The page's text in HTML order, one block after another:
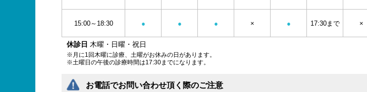
休診日 木曜・日曜・祝日
※月に1回木曜に診療、土曜がお休みの日があります。
※土曜日の午後の診療時間は17:30までになります。
15:00～18:30 ● ● ● × ● 17:30まで ×
お電話でお問い合わせ頂く際のご注意